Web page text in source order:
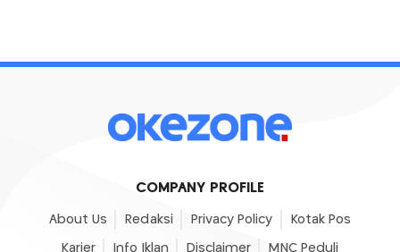
COMPANY PROFILE
About Us Redaksi Privacy Policy Kotak Pos
Karier Info Iklan Disclaimer MNC Peduli